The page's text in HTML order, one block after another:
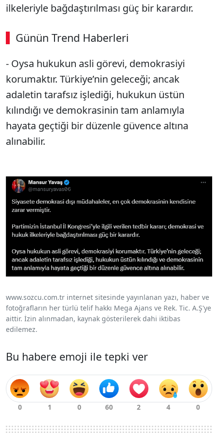
ilkeleriyle bağdaştırılması güç bir karardır.
Günün Trend Haberleri
00:01 / 08:06
Sesi Aç
- Oysa hukukun asli görevi, demokrasiyi
korumaktır. Türkiye’nin geleceği; ancak
adaletin tarafsız işlediği, hukukun üstün
kılındığı ve demokrasinin tam anlamıyla
hayata geçtiği bir düzenle güvence altına
alınabilir.
www.sozcu.com.tr internet sitesinde yayınlanan yazı, haber ve
fotoğrafların her türlü telif hakkı Mega Ajans ve Rek. Tic. A.Ş'ye
aittir. İzin alınmadan, kaynak gösterilerek dahi iktibas
edilemez.
Bu habere emoji ile tepki ver